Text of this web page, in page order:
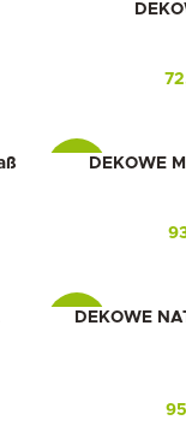
-16%DEKOWE
-10%
DEKOWE